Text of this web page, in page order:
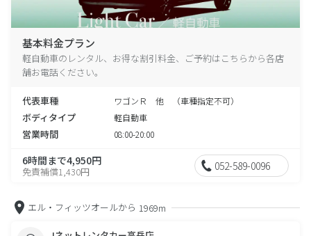
基本料金プラン
軽自動車のレンタル、お得な割引料金、ご予約はこちらから各店
舗お電話ください。
代表車種 ワゴンＲ 他 （車種指定不可）
ボディタイプ 軽自動車
営業時間 08:00-20:00
6時間まで4,950円
免責補償1,430円 052-589-0096
エル・フィッツオールから 1969m